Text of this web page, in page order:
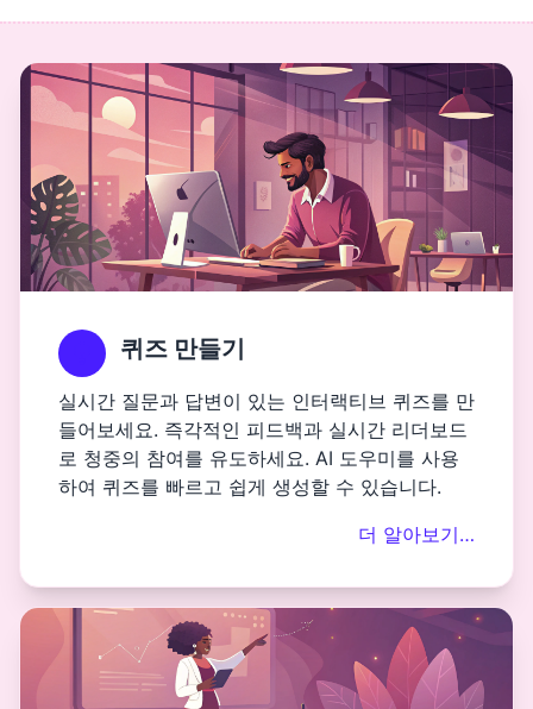
퀴즈 만들기
실시간 질문과 답변이 있는 인터랙티브 퀴즈를 만
들어보세요. 즉각적인 피드백과 실시간 리더보드
로 청중의 참여를 유도하세요. AI 도우미를 사용
하여 퀴즈를 빠르고 쉽게 생성할 수 있습니다.
더 알아보기…